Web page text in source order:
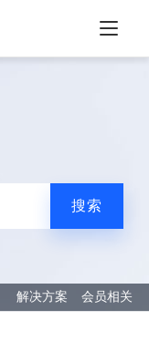
搜索
解决方案 会员相关